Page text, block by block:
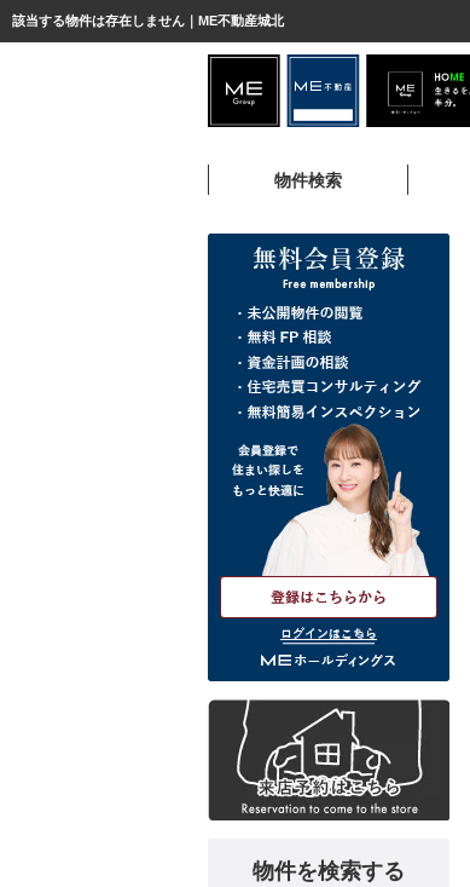
該当する物件は存在しません｜ME不動産城北
物件検索
ログインはこちら
物件を検索する